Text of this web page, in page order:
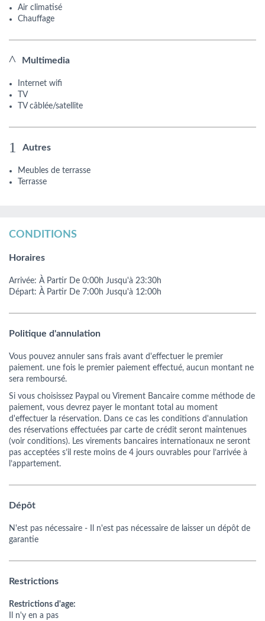
Air climatisé
Chauffage
Multimedia
Internet wifi
TV
TV câblée/satellite
Autres
Meubles de terrasse
Terrasse
CONDITIONS
Horaires
Arrivée: À Partir De 0:00h Jusqu'à 23:30h
Départ: À Partir De 7:00h Jusqu'à 12:00h
Politique d'annulation
Vous pouvez annuler sans frais avant d'effectuer le premier
paiement. une fois le premier paiement effectué, aucun montant ne
sera remboursé.
Si vous choisissez Paypal ou Virement Bancaire comme méthode de
paiement, vous devrez payer le montant total au moment
d'effectuer la réservation. Dans ce cas les conditions d'annulation
des réservations effectuées par carte de crédit seront maintenues
(voir conditions). Les virements bancaires internationaux ne seront
pas acceptées s’il reste moins de 4 jours ouvrables pour l’arrivée à
l’appartement.
Dépôt
N'est pas nécessaire - Il n'est pas nécessaire de laisser un dépôt de
garantie
Restrictions
Restrictions d'age:
Il n'y en a pas